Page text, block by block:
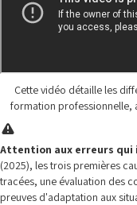
Cette vidéo détaille les
formation professionnelle,
Attention aux erreurs qui
(2025), les trois premières
tracées, une évaluation des
preuves d'adaptation aux